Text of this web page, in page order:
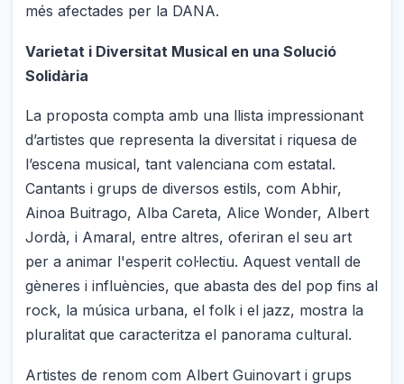
més afectades per la DANA.
Varietat i Diversitat Musical en una Solució
Solidària
La proposta compta amb una llista impressionant
d’artistes que representa la diversitat i riquesa de
l’escena musical, tant valenciana com estatal.
Cantants i grups de diversos estils, com Abhir,
Ainoa Buitrago, Alba Careta, Alice Wonder, Albert
Jordà, i Amaral, entre altres, oferiran el seu art
per a animar l'esperit col·lectiu. Aquest ventall de
gèneres i influències, que abasta des del pop fins al
rock, la música urbana, el folk i el jazz, mostra la
pluralitat que caracteritza el panorama cultural.
Artistes de renom com Albert Guinovart i grups